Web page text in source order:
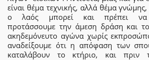
είναι θέμα τεχνικής, αλλά θέμα
ο λαός μπορεί και πρέπει να
προτάσσουμε την άμεση δράση και
ακηδεμόνευτο αγώνα χωρίς
αναδείξουμε ότι η απόφαση των
καταλάβουν το κτήριο, και πριν